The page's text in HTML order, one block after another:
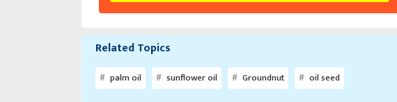
Related Topics
palm oil sunflower oil Groundnut oil seed